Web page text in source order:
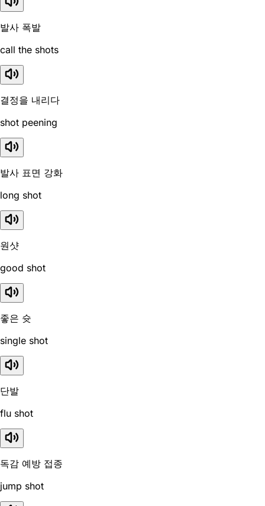
발사 폭발
call the shots
결정을 내리다
shot peening
발사 표면 강화
long shot
원샷
good shot
좋은 슛
single shot
단발
flu shot
독감 예방 접종
jump shot